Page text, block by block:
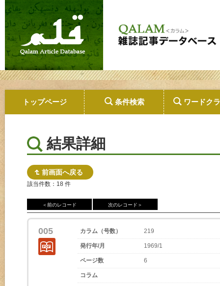
トップページ 条件検索 ワードク
結果詳細
前画面へ戻る
該当件数：18 件
＜前のレコード 次のレコード＞
005 カラム（号数） 219
発行年/月 1969/1
ページ数 6
コラム